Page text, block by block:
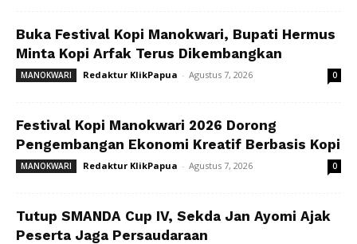
Buka Festival Kopi Manokwari, Bupati Hermus
Minta Kopi Arfak Terus Dikembangkan
MANOKWARI Redaktur KlikPapua - Agustus 7, 2026 0
Festival Kopi Manokwari 2026 Dorong
Pengembangan Ekonomi Kreatif Berbasis Kopi
MANOKWARI Redaktur KlikPapua - Agustus 7, 2026 0
Tutup SMANDA Cup IV, Sekda Jan Ayomi Ajak
Peserta Jaga Persaudaraan